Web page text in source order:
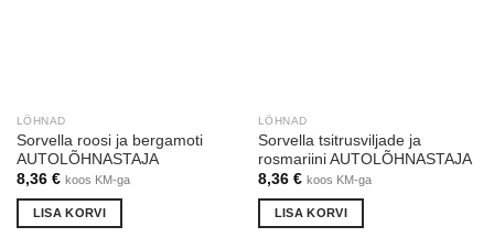
LÕHNAD
Sorvella roosi ja bergamoti
AUTOLÕHNASTAJA
8,36 € koos KM-ga
LISA KORVI
LÕHNAD
Sorvella tsitrusviljade ja
rosmariini AUTOLÕHNASTAJA
8,36 € koos KM-ga
LISA KORVI